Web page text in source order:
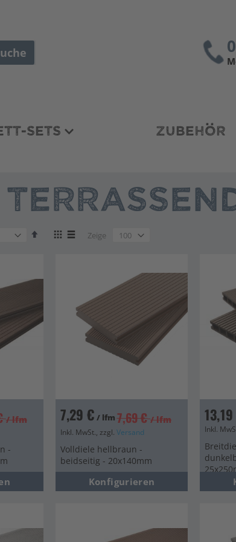
SETS ZUBEHÖR
AbsteigendAnzeigen
Zeige
/ lfm
-
7,29 € / lfm7,69 € / lfm
Inkl. MwSt., zzgl. Versand
Volldiele hellbraun -
beidseitig - 20x140mm
Konfigurieren
Inkl.